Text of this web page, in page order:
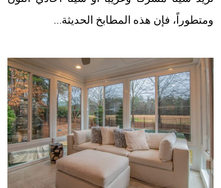
ومتطوراً، فإن هذه المطابخ الحديثة…